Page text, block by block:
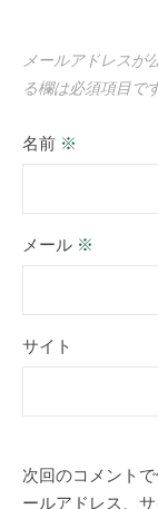
メールアドレスが
る欄は必須項目で
名前 ※
メール ※
サイト
次回のコメント
ールアドレス、サ